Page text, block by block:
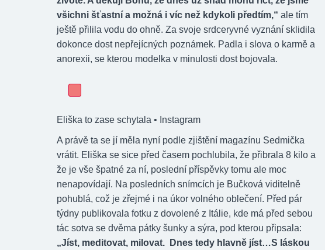
všichni šťastní a možná i víc než kdykoli předtím,“ ale tím
ještě přilila vodu do ohně. Za svoje srdceryvné vyznání sklidila
dokonce dost nepřejícných poznámek. Padla i slova o karmě a
anorexii, se kterou modelka v minulosti dost bojovala.
Eliška to zase schytala • Instagram
A právě ta se jí měla nyní podle zjištění magazínu Sedmička
vrátit. Eliška se sice před časem pochlubila, že přibrala 8 kilo a
že je vše špatné za ní, poslední příspěvky tomu ale moc
nenapovídají. Na posledních snímcích je Bučková viditelně
pohublá, což je zřejmé i na úkor volného oblečení. Před pár
týdny publikovala fotku z dovolené z Itálie, kde má před sebou
tác sotva se dvěma pátky šunky a sýra, pod kterou připsala:
„Jíst, meditovat, milovat. Dnes tedy hlavně jíst…S láskou